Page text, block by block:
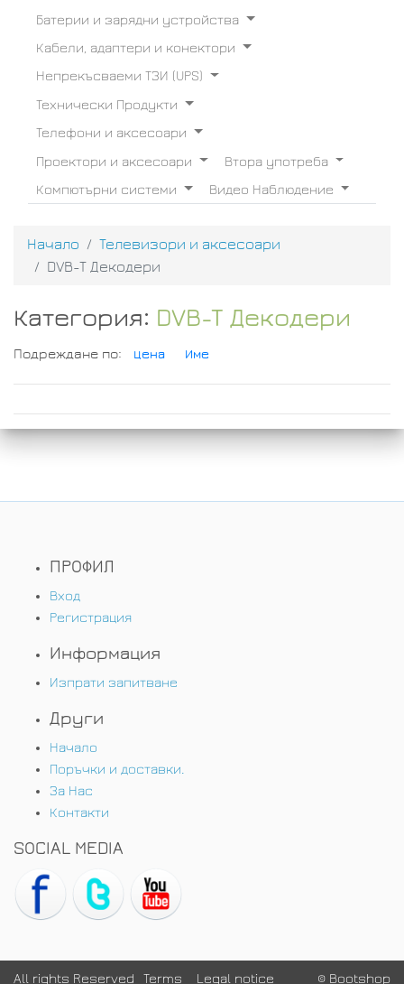
Батерии и зарядни устройства
Кабели, адаптери и конектори
Непрекъсваеми ТЗИ (UPS)
Технически Продукти
Телефони и аксесоари
Проектори и аксесоари
Втора употреба
Компютърни системи
Видео Наблюдение
Начало
Телевизори и аксесоари
DVB-T Декодери
Категория: DVB-T Декодери
Подреждане по: Цена Име
ПРОФИЛ
Вход
Регистрация
Информация
Изпрати запитване
Други
Начало
Поръчки и доставки.
За Нас
Контакти
SOCIAL MEDIA
© Bootshop
All rights Reserved Terms Legal notice